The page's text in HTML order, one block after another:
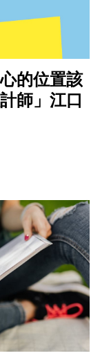
的位置該
師」江口